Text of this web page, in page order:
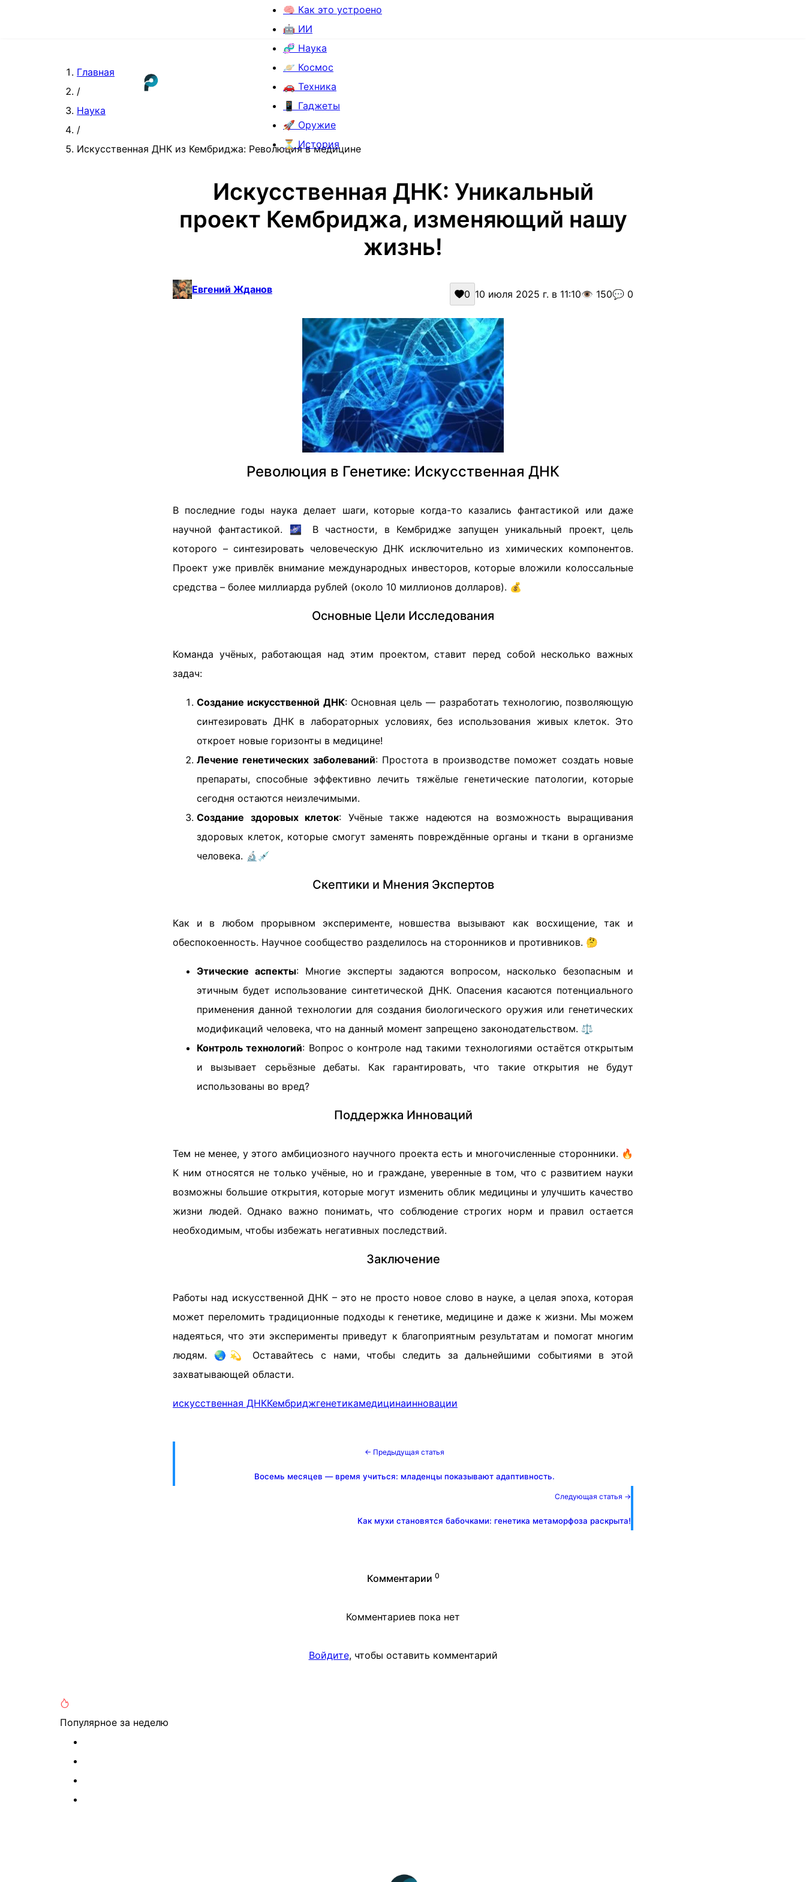
🧠 Как это устроено
🤖 ИИ
🧬 Наука
🪐 Космос
🚗 Техника
📱 Гаджеты
🚀 Оружие
⏳ История
Главная
/
Наука
/
Искусственная ДНК из Кембриджа: Революция в медицине
Искусственная ДНК: Уникальный
проект Кембриджа, изменяющий нашу
жизнь!
Евгений Жданов 0 10 июля 2025 г. в 11:10👁️ 150💬 0
Революция в Генетике: Искусственная ДНК
В последние годы наука делает шаги, которые когда-то казались фантастикой или даже
научной фантастикой. 🌌 В частности, в Кембридже запущен уникальный проект, цель
которого – синтезировать человеческую ДНК исключительно из химических компонентов.
Проект уже привлёк внимание международных инвесторов, которые вложили колоссальные
средства – более миллиарда рублей (около 10 миллионов долларов). 💰
Основные Цели Исследования
Команда учёных, работающая над этим проектом, ставит перед собой несколько важных
задач:
Создание искусственной ДНК: Основная цель — разработать технологию, позволяющую
синтезировать ДНК в лабораторных условиях, без использования живых клеток. Это
откроет новые горизонты в медицине!
Лечение генетических заболеваний: Простота в производстве поможет создать новые
препараты, способные эффективно лечить тяжёлые генетические патологии, которые
сегодня остаются неизлечимыми.
Создание здоровых клеток: Учёные также надеются на возможность выращивания
здоровых клеток, которые смогут заменять повреждённые органы и ткани в организме
человека. 🔬💉
Скептики и Мнения Экспертов
Как и в любом прорывном эксперименте, новшества вызывают как восхищение, так и
обеспокоенность. Научное сообщество разделилось на сторонников и противников. 🤔
Этические аспекты: Многие эксперты задаются вопросом, насколько безопасным и
этичным будет использование синтетической ДНК. Опасения касаются потенциального
применения данной технологии для создания биологического оружия или генетических
модификаций человека, что на данный момент запрещено законодательством. ⚖️
Контроль технологий: Вопрос о контроле над такими технологиями остаётся открытым
и вызывает серьёзные дебаты. Как гарантировать, что такие открытия не будут
использованы во вред?
Поддержка Инноваций
Тем не менее, у этого амбициозного научного проекта есть и многочисленные сторонники. 🔥
К ним относятся не только учёные, но и граждане, уверенные в том, что с развитием науки
возможны большие открытия, которые могут изменить облик медицины и улучшить качество
жизни людей. Однако важно понимать, что соблюдение строгих норм и правил остается
необходимым, чтобы избежать негативных последствий.
Заключение
Работы над искусственной ДНК – это не просто новое слово в науке, а целая эпоха, которая
может переломить традиционные подходы к генетике, медицине и даже к жизни. Мы можем
надеяться, что эти эксперименты приведут к благоприятным результатам и помогат многим
людям. 🌏💫 Оставайтесь с нами, чтобы следить за дальнейшими событиями в этой
захватывающей области.
искусственная ДНККембриджгенетикамедицинаинновации
← Предыдущая статья
Восемь месяцев — время учиться: младенцы показывают адаптивность.
Следующая статья →
Как мухи становятся бабочками: генетика метаморфоза раскрыта!
Комментарии 0
Комментариев пока нет
Войдите, чтобы оставить комментарий
Популярное за неделю